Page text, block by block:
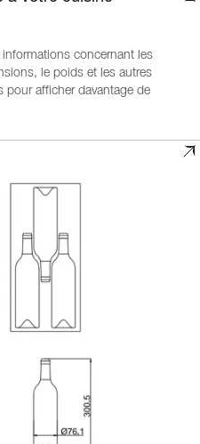
concernant les
le poids et les autres
pour afficher davantage de